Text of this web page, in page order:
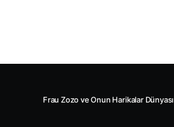
Frau Zozo ve Onun Harikalar Dünyası